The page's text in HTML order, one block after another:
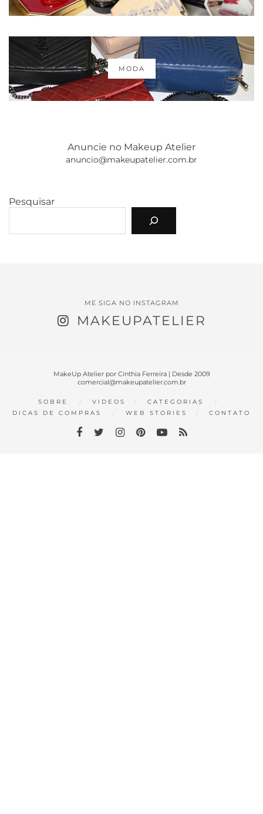
MODA
Anuncie no Makeup Atelier
anuncio@makeupatelier.com.br
Pesquisar
ME SIGA NO INSTAGRAM
MAKEUPATELIER
MakeUp Atelier por Cinthia Ferreira | Desde 2009
comercial@makeupatelier.com.br
SOBRE VIDEOS
CATEGORIAS
DICAS DE COMPRAS
WEB STORIES CONTATO